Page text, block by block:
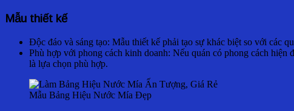
Mẫu thiết kế
Độc đáo và sáng tạo: Mẫu thiết kế phải tạo sự khác biệt so với các
Phù hợp với phong cách kinh doanh: Nếu quán có phong cách
là lựa chọn phù hợp.
Mẫu Bảng Hiệu Nước Mía Đẹp